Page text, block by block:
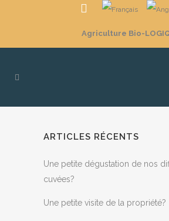
Agriculture Bio-
ARTICLES RÉCENTS
Une petite dégustation de nos
cuvées?
Une petite visite de la propriété?